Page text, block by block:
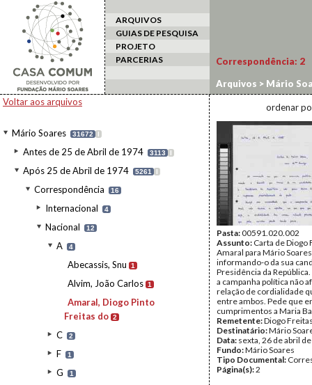
ARQUIVOS
GUIAS DE PESQUISA
PROJETO
PARCERIAS
Voltar aos arquivos
Mário Soares 31672 I
Antes de 25 de Abril de 1974 3113 I
Após 25 de Abril de 1974 5261 I
Correspondência 16
Internacional 4
Nacional 12
A 4
Abecassis, Snu 1
Alvim, João Carlos 1
Amaral, Diogo Pinto
Freitas do 2
C 2
F 1
G 1
Correspondência: 2
Arquivos > Mário
Pinto Freitas do
ordenar
Pasta:00591.020.002
Assunto: Carta de Diogo
Amaral para Mário
informando-o da sua
Presidência da
a campanha política não
relação de cordialidade
entre ambos. Pede que
cumprimentos a Maria
Remetente:Diogo
Destinatário:Mário
Data: sexta, 26 de abril
Fundo:Mário Soares
Tipo Documental:
Página(s):2